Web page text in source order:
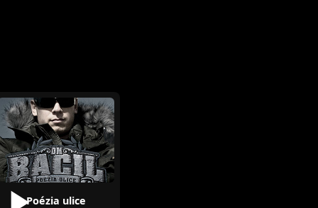
a videoklip v spolupráci s
poprockovým spevákom
„Out of Control“
single a videoklipy.
Poézia ulice